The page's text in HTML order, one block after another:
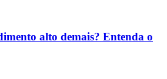
alto demais? Entenda o